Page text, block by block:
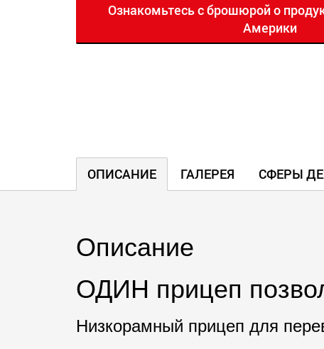
Ознакомьтесь с брошюрой о
Америки
ОПИСАНИЕ ГАЛЕРЕЯ СФЕРЫ
Описание
ОДИН прицеп
Низкорамный прицеп для